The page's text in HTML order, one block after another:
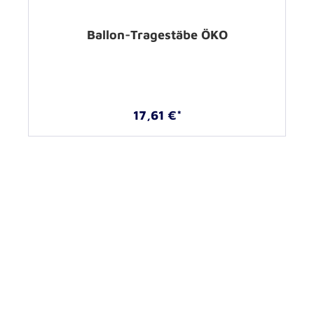
Ballon-Tragestäbe ÖKO
17,61 €*